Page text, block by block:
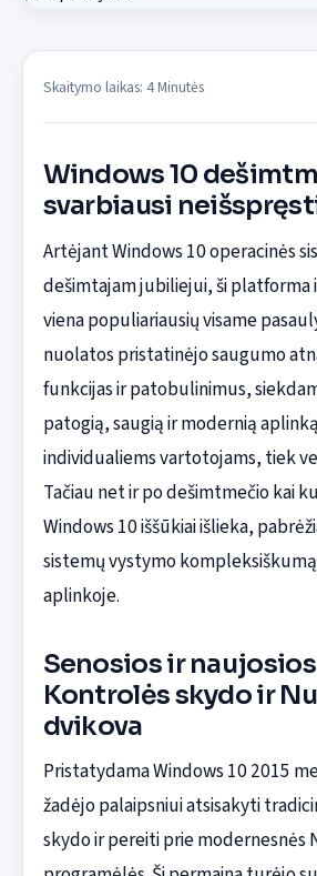
Skaitymo laikas: 4 Minutės
Windows 10
svarbiausi
Artėjant Windows 10 operacinės
dešimtajam jubiliejui, ši platforma
viena populiariausių visame
nuolatos pristatinėjo saugumo
funkcijas ir patobulinimus,
patogią, saugią ir modernią
individualiems vartotojams, tiek
Tačiau net ir po dešimtmečio kai
Windows 10 iššūkiai išlieka,
sistemų vystymo
aplinkoje.
Senosios ir
Kontrolės skydo ir
dvikova
Pristatydama Windows 10 2015
žadėjo palaipsniui atsisakyti
skydo ir pereiti prie modernesnės